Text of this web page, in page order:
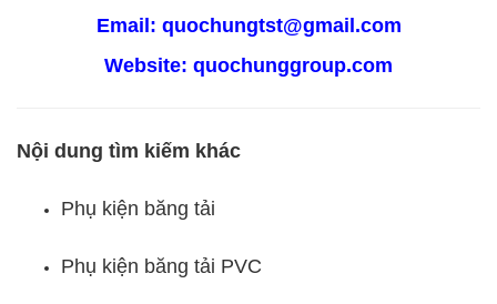
Email: quochungtst@gmail.com
Website: quochunggroup.com
Nội dung tìm kiếm khác
Phụ kiện băng tải
Phụ kiện băng tải PVC